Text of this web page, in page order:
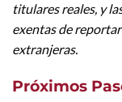
titulares reales, y
exentas de
extranjeras.
Próximos